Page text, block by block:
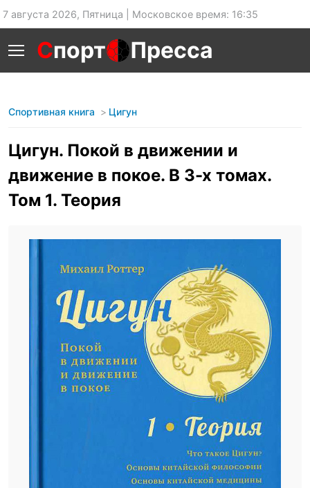
7 августа 2026, Пятница | Московское время: 16:35
Спорт Пресса
Спортивная книга Цигун
Цигун. Покой в движении и
движение в покое. В 3-х томах.
Том 1. Теория